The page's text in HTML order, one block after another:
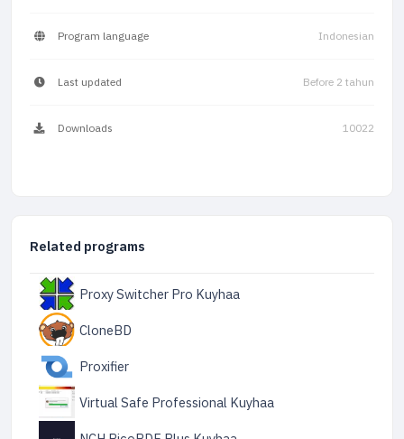
Program language Indonesian
Last updated Before 2 tahun
Downloads 10022
Related programs
Proxy Switcher Pro Kuyhaa
CloneBD
Proxifier
Virtual Safe Professional Kuyhaa